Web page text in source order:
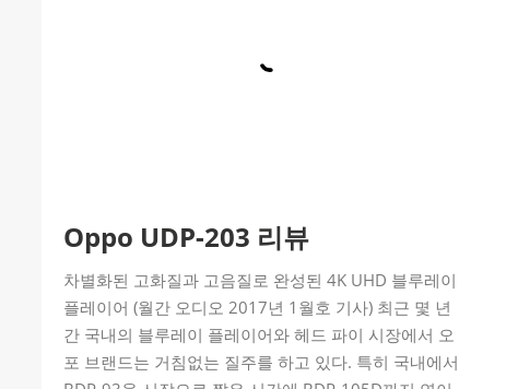
Oppo UDP-203 리뷰
차별화된 고화질과 고음질로 완성된 4K UHD 블루레이
플레이어 (월간 오디오 2017년 1월호 기사) 최근 몇 년
간 국내의 블루레이 플레이어와 헤드 파이 시장에서 오
포 브랜드는 거침없는 질주를 하고 있다. 특히 국내에서